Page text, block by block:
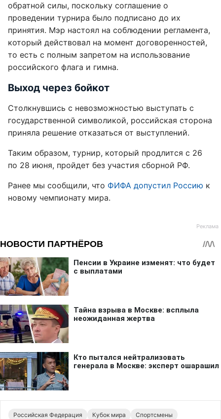
обратной силы, поскольку соглашение о
проведении турнира было подписано до их
принятия. Мэр настоял на соблюдении регламента,
который действовал на момент договоренностей,
то есть с полным запретом на использование
российского флага и гимна.
Выход через бойкот
Столкнувшись с невозможностью выступать с
государственной символикой, российская сторона
приняла решение отказаться от выступлений.
Таким образом, турнир, который продлится с 26
по 28 июня, пройдет без участия сборной РФ.
Ранее мы сообщили, что ФИФА допустил Россию к
новому чемпионату мира.
Российская Федерация Кубок мира Спортсмены